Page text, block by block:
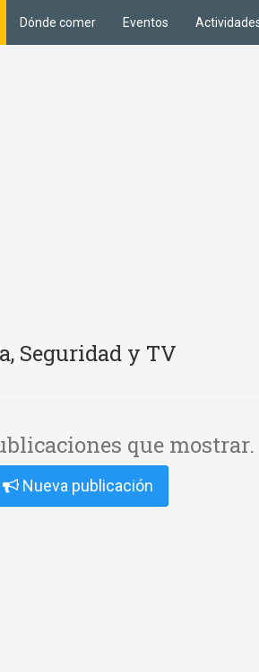
Dónde comer Eventos
Seguridad y TV
que mostrar.
Nueva publicación